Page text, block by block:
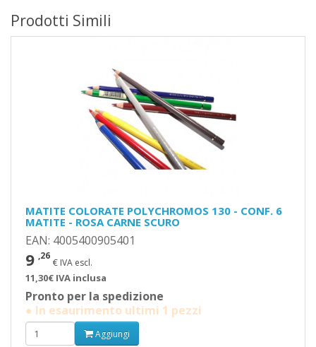
Prodotti Simili
MATITE COLORATE POLYCHROMOS 130 - CONF. 6
MATITE - ROSA CARNE SCURO
EAN: 4005400905401
9 ,26
€ IVA escl.
11,30€ IVA inclusa
Pronto per la spedizione
● In esaurimento ultimi 1 pezzi
Aggiungi